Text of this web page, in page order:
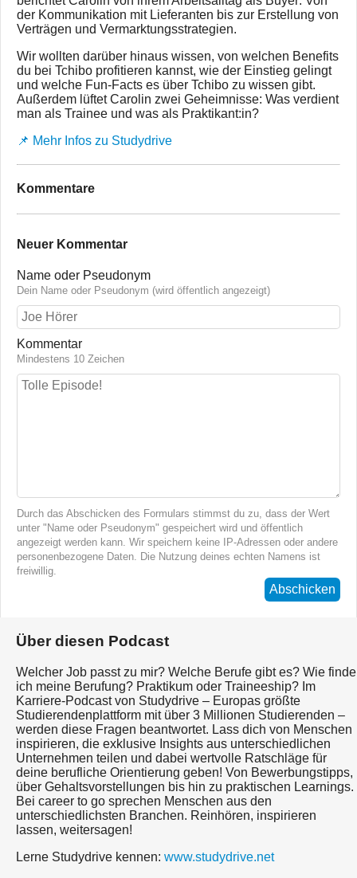
der Kommunikation mit Lieferanten bis zur Erstellung von
Verträgen und Vermarktungsstrategien.
Wir wollten darüber hinaus wissen, von welchen Benefits
du bei Tchibo profitieren kannst, wie der Einstieg gelingt
und welche Fun-Facts es über Tchibo zu wissen gibt.
Außerdem lüftet Carolin zwei Geheimnisse: Was verdient
man als Trainee und was als Praktikant:in?
📌 Mehr Infos zu Studydrive
Kommentare
Neuer Kommentar
Name oder Pseudonym
Dein Name oder Pseudonym (wird öffentlich angezeigt)
Kommentar
Mindestens 10 Zeichen
Durch das Abschicken des Formulars stimmst du zu, dass der Wert
unter "Name oder Pseudonym" gespeichert wird und öffentlich
angezeigt werden kann. Wir speichern keine IP-Adressen oder andere
personenbezogene Daten. Die Nutzung deines echten Namens ist
freiwillig.
Abschicken
Über diesen Podcast
Welcher Job passt zu mir? Welche Berufe gibt es? Wie finde
ich meine Berufung? Praktikum oder Traineeship? Im
Karriere-Podcast von Studydrive – Europas größte
Studierendenplattform mit über 3 Millionen Studierenden –
werden diese Fragen beantwortet. Lass dich von Menschen
inspirieren, die exklusive Insights aus unterschiedlichen
Unternehmen teilen und dabei wertvolle Ratschläge für
deine berufliche Orientierung geben! Von Bewerbungstipps,
über Gehaltsvorstellungen bis hin zu praktischen Learnings.
Bei career to go sprechen Menschen aus den
unterschiedlichsten Branchen. Reinhören, inspirieren
lassen, weitersagen!
Lerne Studydrive kennen: www.studydrive.net